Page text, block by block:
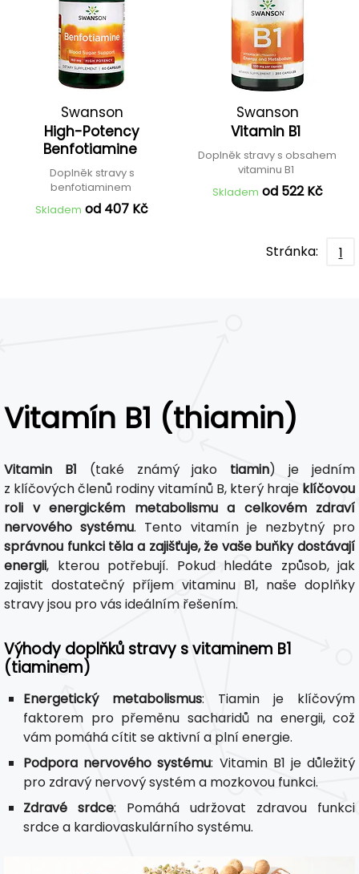
Swanson
High-Potency
Benfotiamine
Doplněk stravy s
benfotiaminem
Skladem od 407 Kč
Swanson
Vitamin B1
Doplněk stravy s obsahem
vitaminu B1
Skladem od 522 Kč
Stránka: 1
Vitamín B1 (thiamin)
Vitamin B1 (také známý jako tiamin) je jedním
z klíčových členů rodiny vitamínů B, který hraje klíčovou
roli v energickém metabolismu a celkovém zdraví
nervového systému. Tento vitamín je nezbytný pro
správnou funkci těla a zajišťuje, že vaše buňky dostávají
energii, kterou potřebují. Pokud hledáte způsob, jak
zajistit dostatečný příjem vitaminu B1, naše doplňky
stravy jsou pro vás ideálním řešením.
Výhody doplňků stravy s vitaminem B1
(tiaminem)
Energetický metabolismus: Tiamin je klíčovým
faktorem pro přeměnu sacharidů na energii, což
vám pomáhá cítit se aktivní a plní energie.
Podpora nervového systému: Vitamin B1 je důležitý
pro zdravý nervový systém a mozkovou funkci.
Zdravé srdce: Pomáhá udržovat zdravou funkci
srdce a kardiovaskulárního systému.